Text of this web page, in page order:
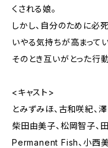
くされる娘。
しかし、自分のために必
いやる気持ちが高まって
そのとき互いがとった行
<キャスト>
とみずみほ、古和咲紀、
柴田由美子、松岡智子、
Permanent Fish、小西